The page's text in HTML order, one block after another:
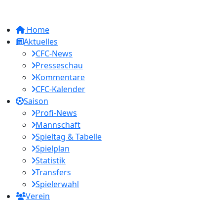
Home
Aktuelles
CFC-News
Presseschau
Kommentare
CFC-Kalender
Saison
Profi-News
Mannschaft
Spieltag & Tabelle
Spielplan
Statistik
Transfers
Spielerwahl
Verein